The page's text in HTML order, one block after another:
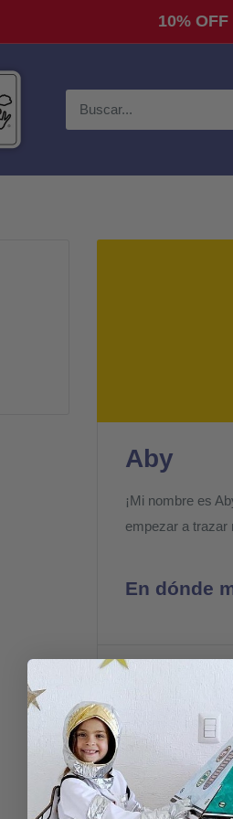
10%
Aby
¡Mi nombre es
empezar a trazar
En dónde
Mostrando 1 - 1
Más vendido
Ahorrar 10%